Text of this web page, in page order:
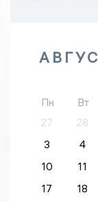
Пн Вт
27
28
3
4
10
11
17
18